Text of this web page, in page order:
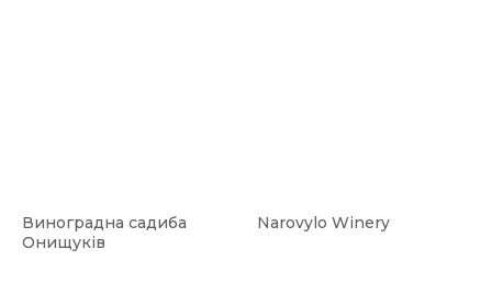
Виноградна садиба
Онищуків
Narovylo Winery